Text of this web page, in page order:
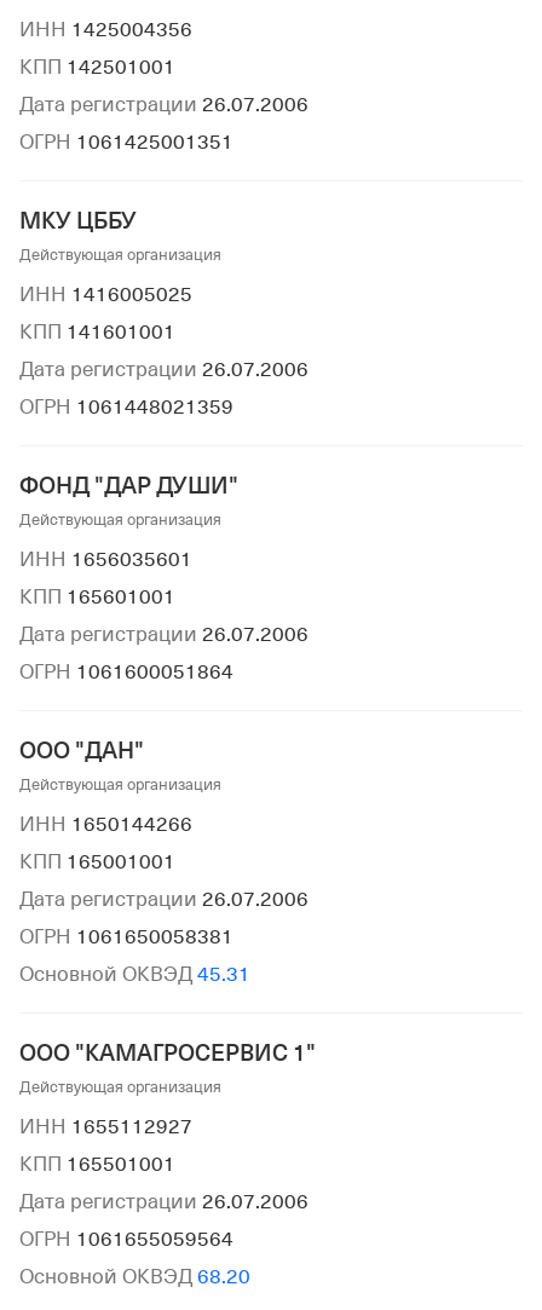
ИНН 1425004356
КПП 142501001
Дата регистрации 26.07.2006
ОГРН 1061425001351
МКУ ЦББУ
Действующая организация
ИНН 1416005025
КПП 141601001
Дата регистрации 26.07.2006
ОГРН 1061448021359
ФОНД "ДАР ДУШИ"
Действующая организация
ИНН 1656035601
КПП 165601001
Дата регистрации 26.07.2006
ОГРН 1061600051864
ООО "ДАН"
Действующая организация
ИНН 1650144266
КПП 165001001
Дата регистрации 26.07.2006
ОГРН 1061650058381
Основной ОКВЭД 45.31
ООО "КАМАГРОСЕРВИС 1"
Действующая организация
ИНН 1655112927
КПП 165501001
Дата регистрации 26.07.2006
ОГРН 1061655059564
Основной ОКВЭД 68.20